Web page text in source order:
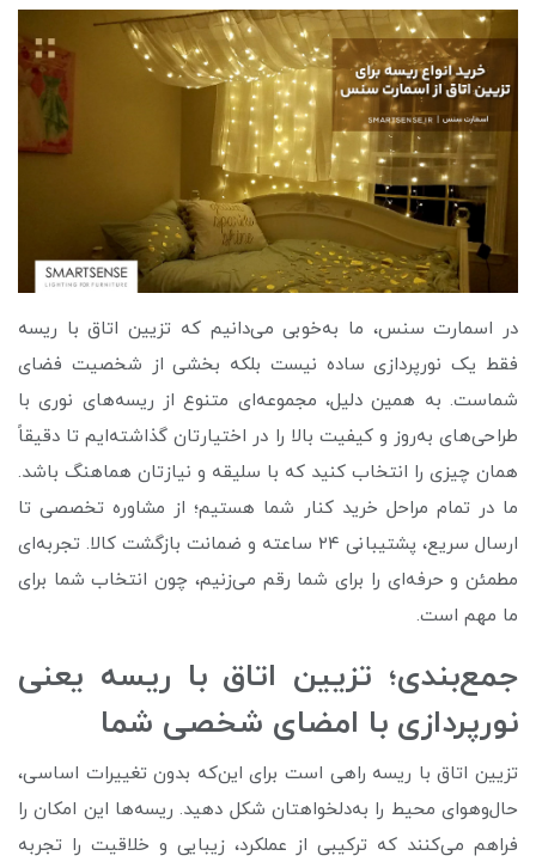
در اسمارت سنس، ما به‌خوبی می‌دانیم که تزیین اتاق با ریسه
فقط یک نورپردازی ساده نیست بلکه بخشی از شخصیت فضای
شماست. به همین دلیل، مجموعه‌ای متنوع از ریسه‌های نوری با
طراحی‌های به‌روز و کیفیت بالا را در اختیارتان گذاشته‌ایم تا دقیقاً
همان چیزی را انتخاب کنید که با سلیقه و نیازتان هماهنگ باشد.
ما در تمام مراحل خرید کنار شما هستیم؛ از مشاوره تخصصی تا
ارسال سریع، پشتیبانی ۲۴ ساعته و ضمانت بازگشت کالا. تجربه‌ای
مطمئن و حرفه‌ای را برای شما رقم می‌زنیم، چون انتخاب شما برای
ما مهم است.
جمع‌بندی؛ تزیین اتاق با ریسه یعنی
نورپردازی با امضای شخصی شما
تزیین اتاق با ریسه راهی‌ است برای این‌که بدون تغییرات اساسی،
حال‌وهوای محیط را به‌دلخواهتان شکل دهید. ریسه‌ها این امکان را
فراهم می‌کنند که ترکیبی از عملکرد، زیبایی و خلاقیت را تجربه